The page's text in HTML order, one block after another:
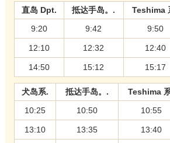
直岛 Dpt. 抵达手岛。. Teshima
9:20
9:42 9:50
12:10 12:32 12:40
14:50 15:12 15:17
犬岛系. 抵达手岛。. Teshima
10:25
10:50 10:55
13:10 13:35 13:40